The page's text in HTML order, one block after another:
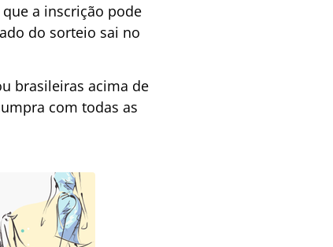
a inscrição pode
do sorteio sai no
brasileiras acima de
com todas as